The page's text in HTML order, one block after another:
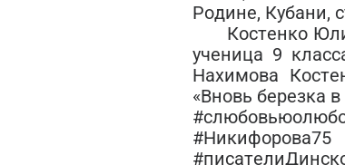
Родине, Кубани,
Костенко
ученица 9
Нахимова
«Вновь березка
#Никифорова75